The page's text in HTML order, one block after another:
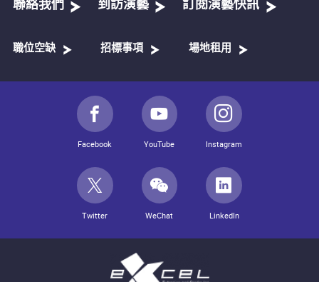
聯絡我們 到訪演藝 訂閱演藝快訊
職位空缺 招標事項 場地租用
Facebook YouTube Instagram
Twitter WeChat LinkedIn